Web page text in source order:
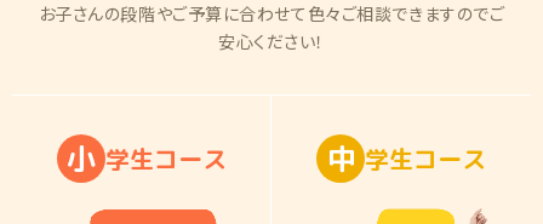
お子さんの段階やご予算に合わせて色々ご相談できますのでご
安心ください！
小 学生コース 中 学生コース